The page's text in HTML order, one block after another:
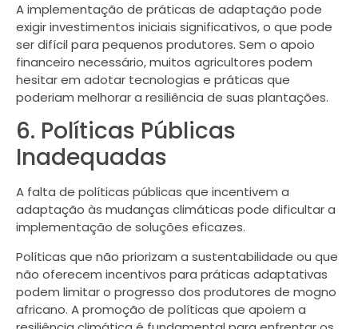
A implementação de práticas de adaptação pode
exigir investimentos iniciais significativos, o que pode
ser difícil para pequenos produtores. Sem o apoio
financeiro necessário, muitos agricultores podem
hesitar em adotar tecnologias e práticas que
poderiam melhorar a resiliência de suas plantações.
6. Políticas Públicas
Inadequadas
A falta de políticas públicas que incentivem a
adaptação às mudanças climáticas pode dificultar a
implementação de soluções eficazes.
Políticas que não priorizam a sustentabilidade ou que
não oferecem incentivos para práticas adaptativas
podem limitar o progresso dos produtores de mogno
africano. A promoção de políticas que apoiem a